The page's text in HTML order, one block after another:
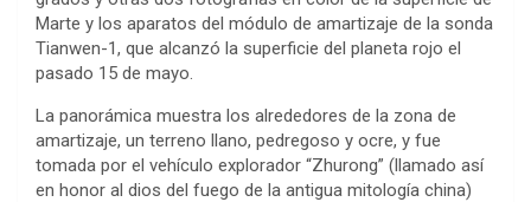
o
k
er p
n
k
Marte y los aparatos del módulo de amartizaje de la sonda
Tianwen-1, que alcanzó la superficie del planeta rojo el
pasado 15 de mayo.
La panorámica muestra los alrededores de la zona de
amartizaje, un terreno llano, pedregoso y ocre, y fue
tomada por el vehículo explorador “Zhurong” (llamado así
en honor al dios del fuego de la antigua mitología china)